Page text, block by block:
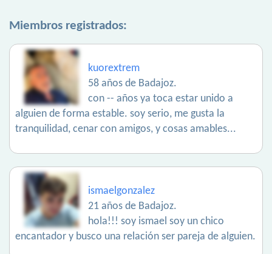
Miembros registrados:
kuorextrem
58 años de Badajoz.
con -- años ya toca estar unido a
alguien de forma estable. soy serio, me gusta la
tranquilidad, cenar con amigos, y cosas amables...
ismaelgonzalez
21 años de Badajoz.
hola!!! soy ismael soy un chico
encantador y busco una relación ser pareja de alguien.